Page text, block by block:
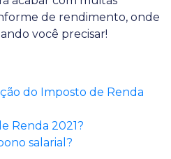
de rendimento, onde
você precisar!
do Imposto de Renda
Renda 2021?
salarial?